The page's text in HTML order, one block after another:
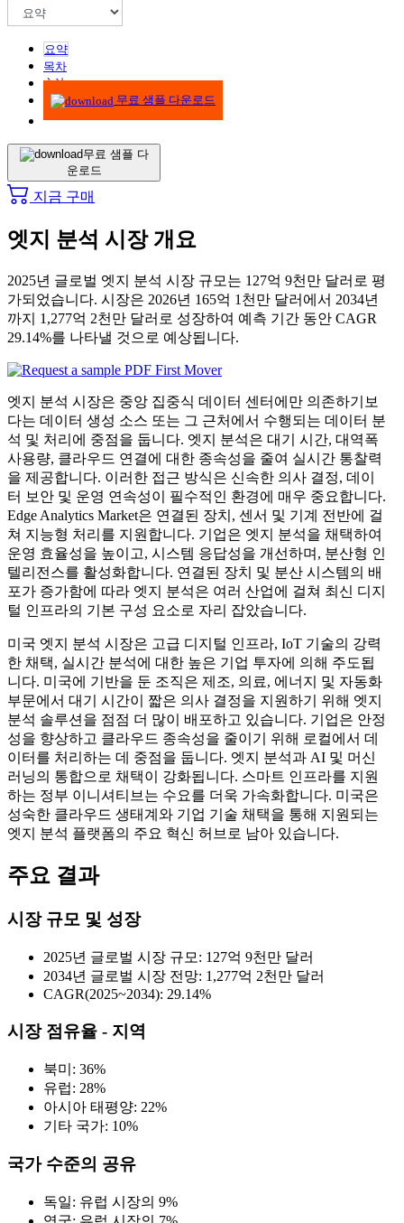
요약
목차
方法
무료 샘플 다운로드
무료 샘플 다
운로드
지금 구매
엣지 분석 시장 개요
2025년 글로벌 엣지 분석 시장 규모는 127억 9천만 달러로 평
가되었습니다. 시장은 2026년 165억 1천만 달러에서 2034년
까지 1,277억 2천만 달러로 성장하여 예측 기간 동안 CAGR
29.14%를 나타낼 것으로 예상됩니다.
엣지 분석 시장은 중앙 집중식 데이터 센터에만 의존하기보
다는 데이터 생성 소스 또는 그 근처에서 수행되는 데이터 분
석 및 처리에 중점을 둡니다. 엣지 분석은 대기 시간, 대역폭
사용량, 클라우드 연결에 대한 종속성을 줄여 실시간 통찰력
을 제공합니다. 이러한 접근 방식은 신속한 의사 결정, 데이
터 보안 및 운영 연속성이 필수적인 환경에 매우 중요합니다.
Edge Analytics Market은 연결된 장치, 센서 및 기계 전반에 걸
쳐 지능형 처리를 지원합니다. 기업은 엣지 분석을 채택하여
운영 효율성을 높이고, 시스템 응답성을 개선하며, 분산형 인
텔리전스를 활성화합니다. 연결된 장치 및 분산 시스템의 배
포가 증가함에 따라 엣지 분석은 여러 산업에 걸쳐 최신 디지
털 인프라의 기본 구성 요소로 자리 잡았습니다.
미국 엣지 분석 시장은 고급 디지털 인프라, IoT 기술의 강력
한 채택, 실시간 분석에 대한 높은 기업 투자에 의해 주도됩
니다. 미국에 기반을 둔 조직은 제조, 의료, 에너지 및 자동화
부문에서 대기 시간이 짧은 의사 결정을 지원하기 위해 엣지
분석 솔루션을 점점 더 많이 배포하고 있습니다. 기업은 안정
성을 향상하고 클라우드 종속성을 줄이기 위해 로컬에서 데
이터를 처리하는 데 중점을 둡니다. 엣지 분석과 AI 및 머신
러닝의 통합으로 채택이 강화됩니다. 스마트 인프라를 지원
하는 정부 이니셔티브는 수요를 더욱 가속화합니다. 미국은
성숙한 클라우드 생태계와 기업 기술 채택을 통해 지원되는
엣지 분석 플랫폼의 주요 혁신 허브로 남아 있습니다.
주요 결과
시장 규모 및 성장
2025년 글로벌 시장 규모: 127억 9천만 달러
2034년 글로벌 시장 전망: 1,277억 2천만 달러
CAGR(2025~2034): 29.14%
시장 점유율 - 지역
북미: 36%
유럽: 28%
아시아 태평양: 22%
기타 국가: 10%
국가 수준의 공유
독일: 유럽 시장의 9%